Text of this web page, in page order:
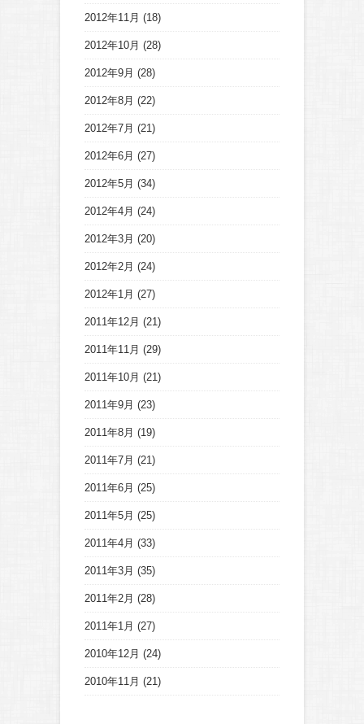
2012年11月 (18)
2012年10月 (28)
2012年9月 (28)
2012年8月 (22)
2012年7月 (21)
2012年6月 (27)
2012年5月 (34)
2012年4月 (24)
2012年3月 (20)
2012年2月 (24)
2012年1月 (27)
2011年12月 (21)
2011年11月 (29)
2011年10月 (21)
2011年9月 (23)
2011年8月 (19)
2011年7月 (21)
2011年6月 (25)
2011年5月 (25)
2011年4月 (33)
2011年3月 (35)
2011年2月 (28)
2011年1月 (27)
2010年12月 (24)
2010年11月 (21)